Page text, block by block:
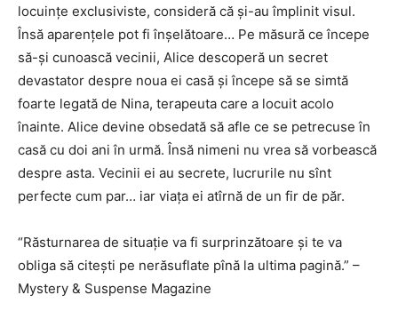
locuințe exclusiviste, consideră că și-au împlinit visul.
Însă aparențele pot fi înșelătoare… Pe măsură ce începe
să-și cunoască vecinii, Alice descoperă un secret
devastator despre noua ei casă și începe să se simtă
foarte legată de Nina, terapeuta care a locuit acolo
înainte. Alice devine obsedată să afle ce se petrecuse în
casă cu doi ani în urmă. Însă nimeni nu vrea să vorbească
despre asta. Vecinii ei au secrete, lucrurile nu sînt
perfecte cum par… iar viața ei atîrnă de un fir de păr.
“Răsturnarea de situație va fi surprinzătoare și te va
obliga să citești pe nerăsuflate pînă la ultima pagină.” –
Mystery & Suspense Magazine